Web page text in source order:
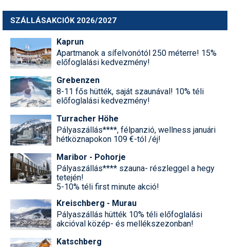
SZÁLLÁSAKCIÓK 2026/2027
Kaprun
Apartmanok a sífelvonótól 250 méterre! 15%
előfoglalási kedvezmény!
Grebenzen
8-11 fős hütték, saját szaunával! 10% téli
előfoglalási kedvezmény!
Turracher Höhe
Pályaszállás****, félpanzió, wellness januári
hétköznapokon 109 €-tól /éj!
Maribor - Pohorje
Pályaszállás**** szauna- részleggel a hegy
tetején!
5-10% téli first minute akció!
Kreischberg - Murau
Pályaszállás hütték 10% téli előfoglalási
akcióval közép- és mellékszezonban!
Katschberg